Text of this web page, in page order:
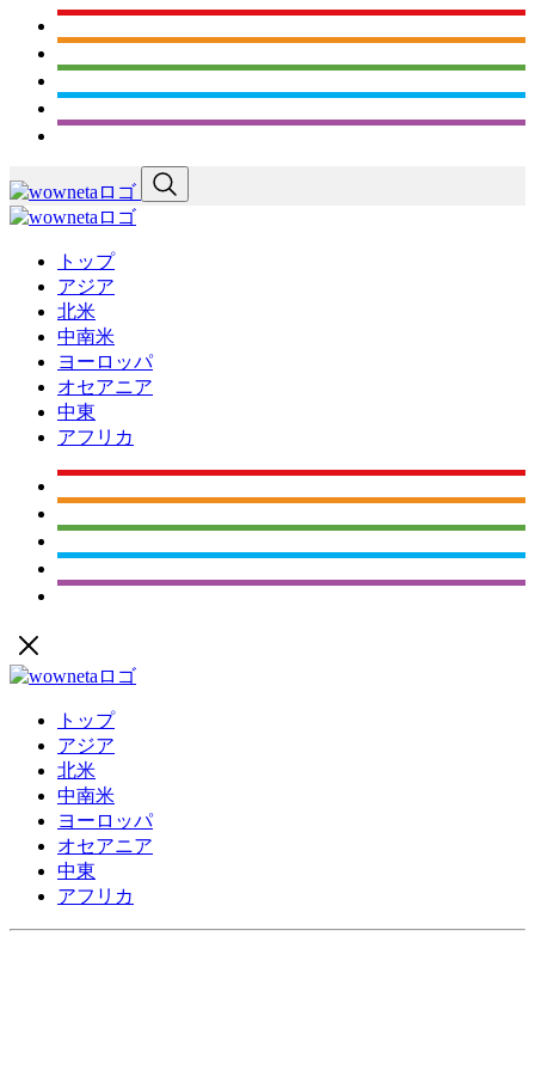
トップ
アジア
北米
中南米
ヨーロッパ
オセアニア
中東
アフリカ
トップ
アジア
北米
中南米
ヨーロッパ
オセアニア
中東
アフリカ